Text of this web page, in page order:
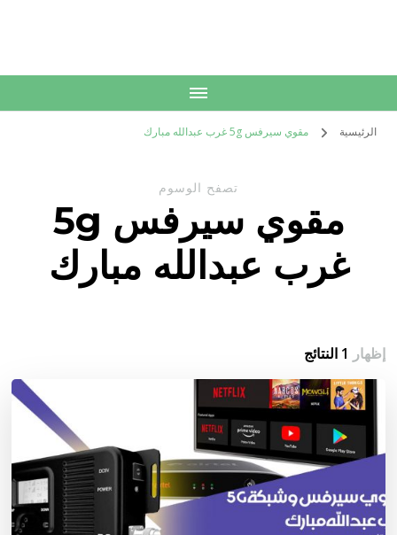
الرئيسية مقوي سيرفس 5g غرب عبدالله مبارك
تصفح الوسوم
مقوي سيرفس 5g
غرب عبدالله مبارك
إظهار 1 النتائج